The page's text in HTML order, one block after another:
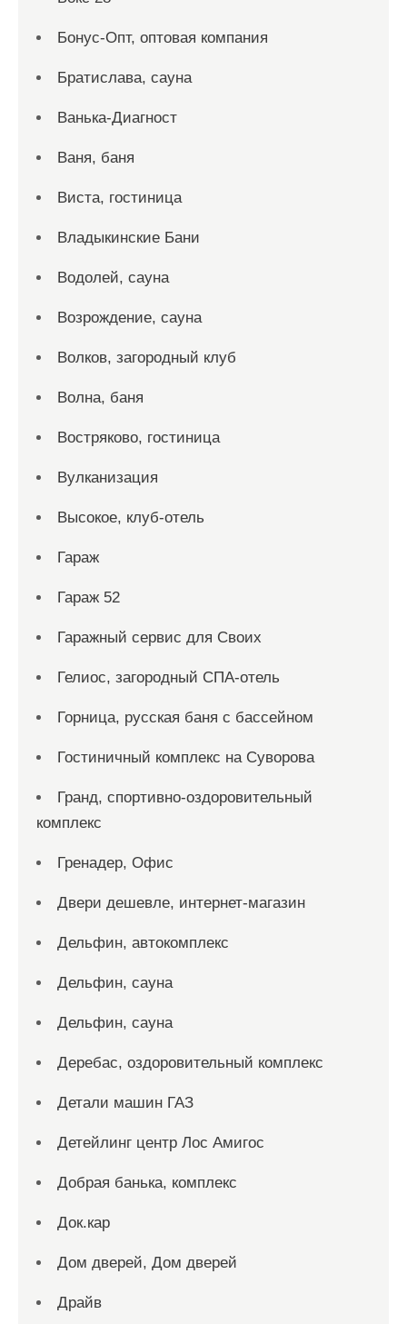
Бонус-Опт, оптовая компания
Братислава, сауна
Ванька-Диагност
Ваня, баня
Виста, гостиница
Владыкинские Бани
Водолей, сауна
Возрождение, сауна
Волков, загородный клуб
Волна, баня
Востряково, гостиница
Вулканизация
Высокое, клуб-отель
Гараж
Гараж 52
Гаражный сервис для Своих
Гелиос, загородный СПА-отель
Горница, русская баня с бассейном
Гостиничный комплекс на Суворова
Гранд, спортивно-оздоровительный
комплекс
Гренадер, Офис
Двери дешевле, интернет-магазин
Дельфин, автокомплекс
Дельфин, сауна
Дельфин, сауна
Деребас, оздоровительный комплекс
Детали машин ГАЗ
Детейлинг центр Лос Амигос
Добрая банька, комплекс
Док.кар
Дом дверей, Дом дверей
Драйв